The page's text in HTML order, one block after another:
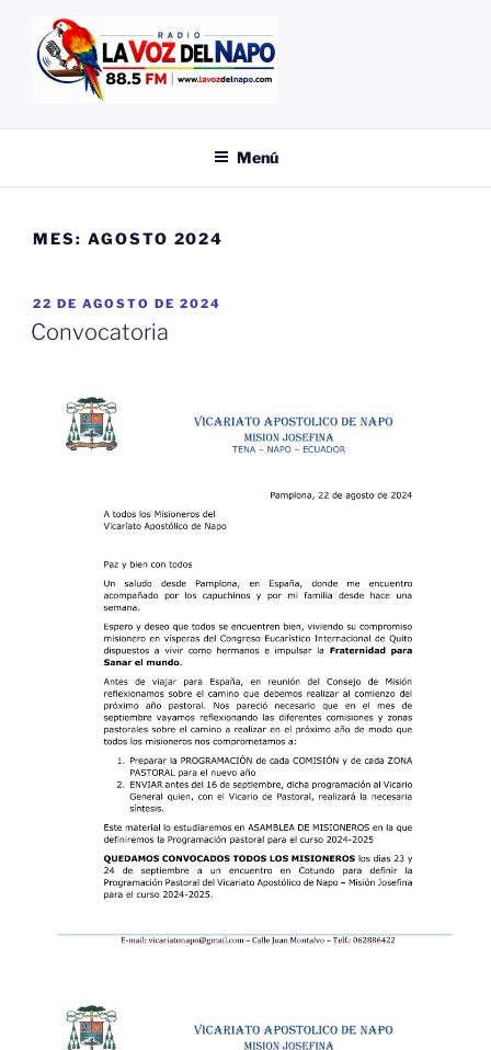
contenido
EMISORA
Menú
MES: AGOSTO 2024
PUBLICADO
EL
22 DE AGOSTO DE 2024
Convocatoria